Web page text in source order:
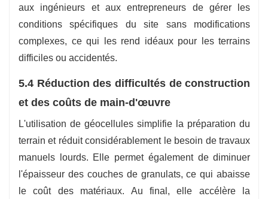
aux ingénieurs et aux entrepreneurs de gérer les
conditions spécifiques du site sans modifications
complexes, ce qui les rend idéaux pour les terrains
difficiles ou accidentés.
5.4 Réduction des difficultés de construction
et des coûts de main-d'œuvre
L'utilisation de géocellules simplifie la préparation du
terrain et réduit considérablement le besoin de travaux
manuels lourds. Elle permet également de diminuer
l'épaisseur des couches de granulats, ce qui abaisse
le coût des matériaux. Au final, elle accélère la